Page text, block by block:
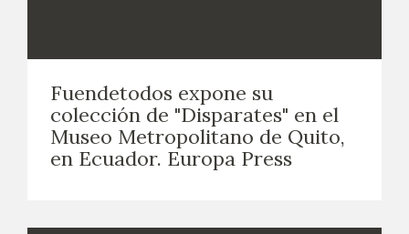
Fuendetodos expone su
colección de "Disparates" en el
Museo Metropolitano de Quito,
en Ecuador. Europa Press